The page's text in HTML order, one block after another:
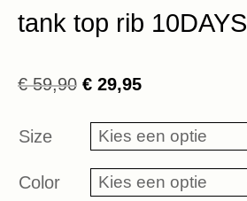
tank top rib 10DAYS
€59,90 Oorspronkelijke
was:
€ 59,90.
€ 29,95Huidige
is:
€ 29,95.
Size
Color